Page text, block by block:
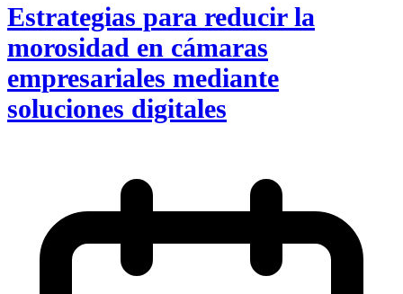
Estrategias para reducir la
morosidad en cámaras
empresariales mediante
soluciones digitales